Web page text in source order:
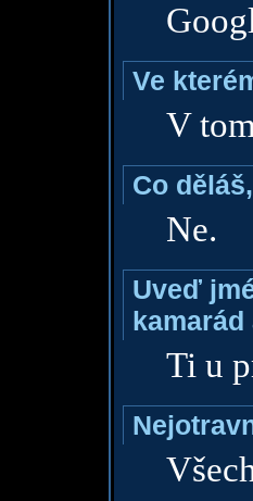
Ve
V
Co
Ne.
Uveď
kamarád
Ti u